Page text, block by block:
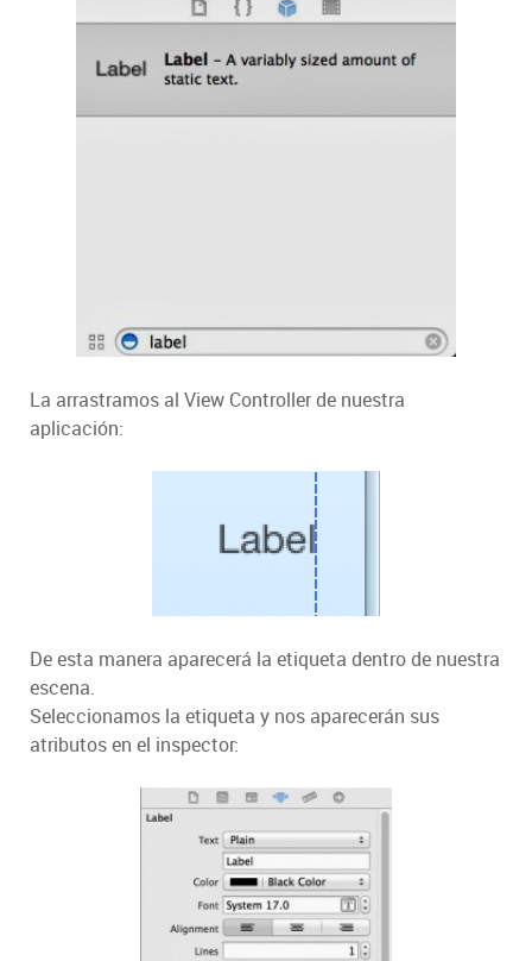
La arrastramos al View Controller de nuestra
aplicación:
De esta manera aparecerá la etiqueta dentro de nuestra
escena.
Seleccionamos la etiqueta y nos aparecerán sus
atributos en el inspector: